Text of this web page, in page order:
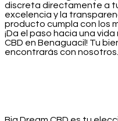
discreta directamente a
excelencia y la
producto cumpla con los
¡Da el paso hacia una
CBD en Benaguacil! Tu
encontrarás con nosotros.